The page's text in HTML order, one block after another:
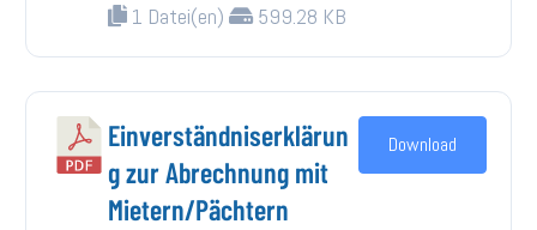
1 Datei(en) 599.28 KB
Einverständniserklärun
g zur Abrechnung mit
Mietern/Pächtern
Download